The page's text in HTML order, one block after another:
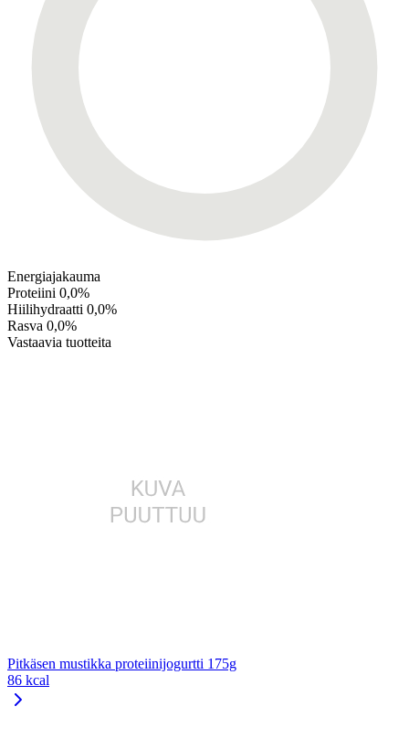
Energiajakauma
Proteiini 0,0%
Hiilihydraatti 0,0%
Rasva 0,0%
Vastaavia tuotteita
Pitkäsen mustikka proteiinijogurtti 175g
86 kcal